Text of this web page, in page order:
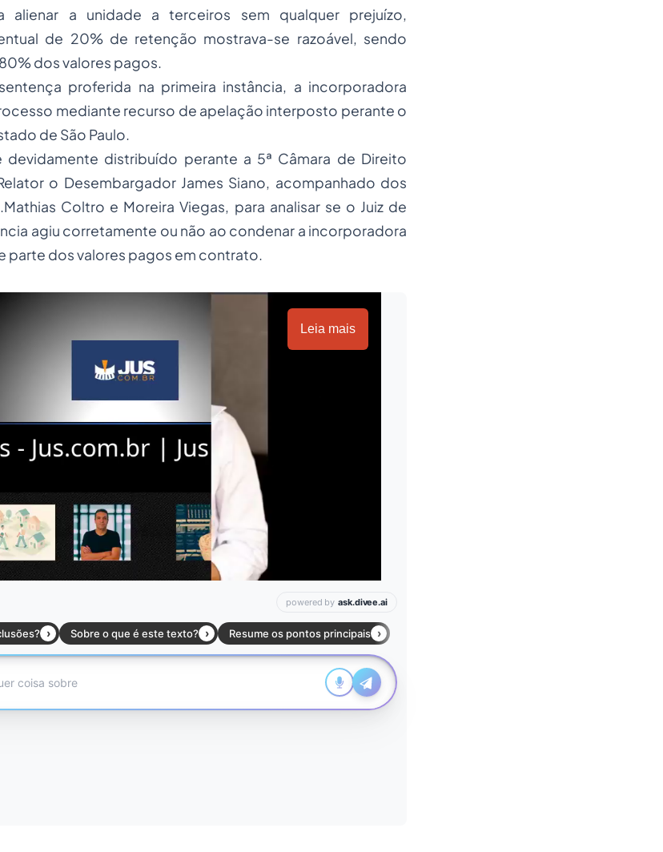
alienar a unidade a terceiros sem qualquer prejuízo,
de 20% de retenção mostrava-se razoável, sendo
dos valores pagos.
proferida na primeira instância, a incorporadora
mediante recurso de apelação interposto perante o
de São Paulo.
devidamente distribuído perante a 5ª Câmara de Direito
o Desembargador James Siano, acompanhado dos
Coltro e Moreira Viegas, para analisar se o Juiz de
agiu corretamente ou não ao condenar a incorporadora
parte dos valores pagos em contrato.
Leia mais